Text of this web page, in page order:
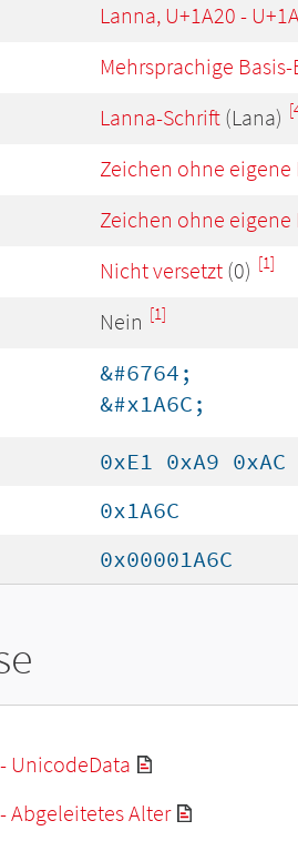
Lanna, U+1A20 -
Mehrsprachige
Lanna-Schrift (Lana)
Zeichen ohne eigene
Zeichen ohne eigene
Nicht versetzt (0) [1]
Nein [1]
&#6764;
&#x1A6C;
0xE1 0xA9 0xAC
0x1A6C
0x00001A6C
UnicodeData
Abgeleitetes Alter